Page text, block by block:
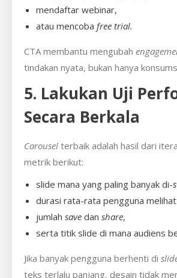
mendaftar webinar,
atau mencoba free trial.
CTA membantu mengubah
tindakan nyata, bukan hanya
5. Lakukan Uji
Secara Berkala
Carousel terbaik adalah hasil dari
metrik berikut:
slide mana yang paling banyak di-
durasi rata-rata pengguna
jumlah save dan share,
serta titik slide di mana audiens
Jika banyak pengguna berhenti di
teks terlalu panjang, desain tidak